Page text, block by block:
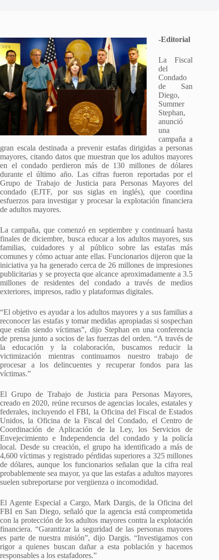
-Editorial
La Fiscal
del
Condado
de San
Diego,
Summer
Stephan,
anunció
una
campaña a
gran escala destinada a prevenir estafas dirigidas a personas
mayores, citando datos que muestran que los adultos mayores
en el condado perdieron más de 130 millones de dólares
durante el último año. Las cifras fueron reportadas por el
Grupo de Trabajo de Justicia para Personas Mayores del
condado (EJTF, por sus siglas en inglés), que coordina
esfuerzos para investigar y procesar la explotación financiera
de adultos mayores.
La campaña, que comenzó en septiembre y continuará hasta
finales de diciembre, busca educar a los adultos mayores, sus
familias, cuidadores y al público sobre las estafas más
comunes y cómo actuar ante ellas. Funcionarios dijeron que la
iniciativa ya ha generado cerca de 26 millones de impresiones
publicitarias y se proyecta que alcance aproximadamente a 3.5
millones de residentes del condado a través de medios
exteriores, impresos, radio y plataformas digitales.
“El objetivo es ayudar a los adultos mayores y a sus familias a
reconocer las estafas y tomar medidas apropiadas si sospechan
que están siendo víctimas”, dijo Stephan en una conferencia
de prensa junto a socios de las fuerzas del orden. “A través de
la educación y la colaboración, buscamos reducir la
victimización mientras continuamos nuestro trabajo de
procesar a los delincuentes y recuperar fondos para las
víctimas.”
El Grupo de Trabajo de Justicia para Personas Mayores,
creado en 2020, reúne recursos de agencias locales, estatales y
federales, incluyendo el FBI, la Oficina del Fiscal de Estados
Unidos, la Oficina de la Fiscal del Condado, el Centro de
Coordinación de Aplicación de la Ley, los Servicios de
Envejecimiento e Independencia del condado y la policía
local. Desde su creación, el grupo ha identificado a más de
4,600 víctimas y registrado pérdidas superiores a 325 millones
de dólares, aunque los funcionarios señalan que la cifra real
probablemente sea mayor, ya que las estafas a adultos mayores
suelen subreportarse por vergüenza o incomodidad.
El Agente Especial a Cargo, Mark Dargis, de la Oficina del
FBI en San Diego, señaló que la agencia está comprometida
con la protección de los adultos mayores contra la explotación
financiera. “Garantizar la seguridad de las personas mayores
es parte de nuestra misión”, dijo Dargis. “Investigamos con
rigor a quienes buscan dañar a esta población y hacemos
responsables a los estafadores.”